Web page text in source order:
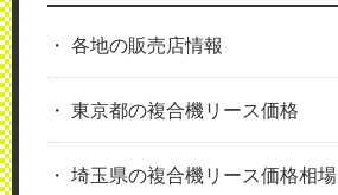
各地の販売店情報
東京都の複合機リース価格
埼玉県の複合機リース価格相場